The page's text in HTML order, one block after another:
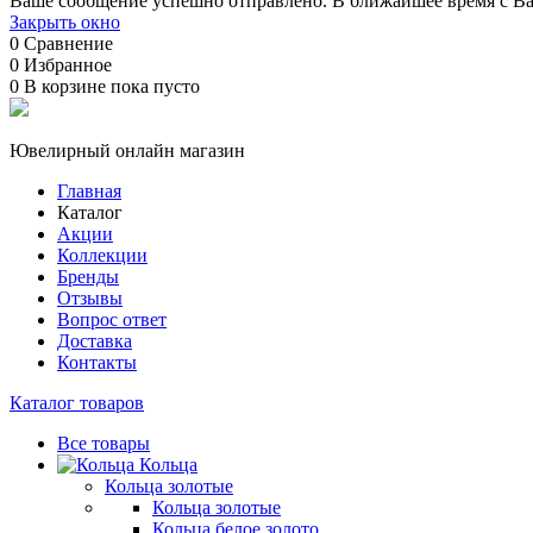
Закрыть окно
0 Сравнение
0 Избранное
0 В корзине пока пусто
Ювелирный онлайн магазин
Главная
Каталог
Акции
Коллекции
Бренды
Отзывы
Вопрос ответ
Доставка
Контакты
Каталог товаров
Все товары
Кольца
Кольца золотые
Кольца золотые
Кольца белое золото